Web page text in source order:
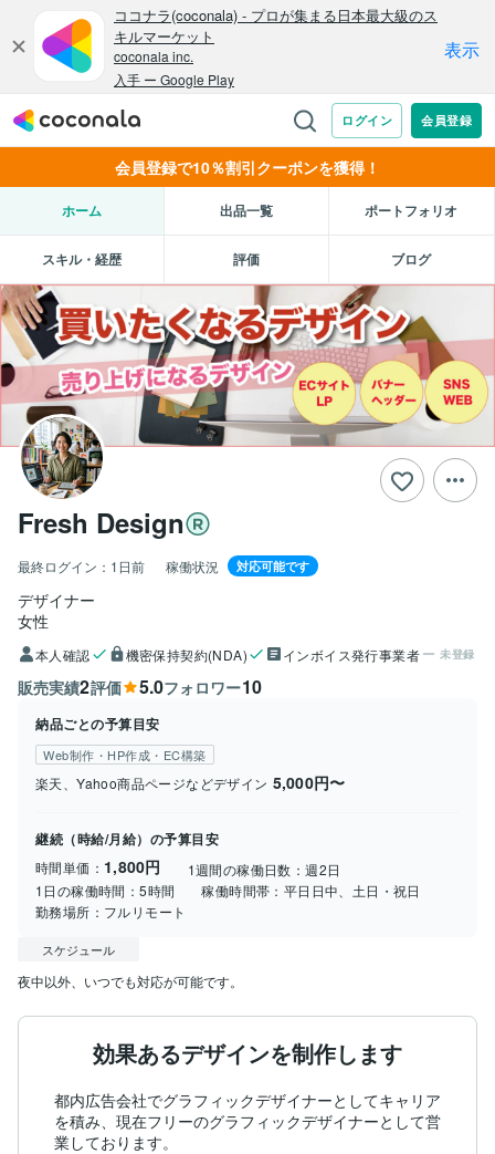
会員登録で10％割引クーポンを獲得！
ホーム 出品一覧 ポートフォリオ
スキル・経歴 評価 ブログ
Fresh Design
最終ログイン： 1日前 稼働状況 対応可能です
デザイナー
女性
本人確認 機密保持契約(NDA) インボイス発行事業者 未登録
販売実績2評価 5.0フォロワー10
納品ごとの予算目安
Web制作・HP作成・EC構築
楽天、Yahoo商品ページなどデザイン 5,000円〜
継続（時給/月給）の予算目安
時間単価： 1,800円 1週間の稼働日数：週2日
1日の稼働時間：5時間 稼働時間帯： 平日日中、土日・祝日
勤務場所： フルリモート
スケジュール
夜中以外、いつでも対応が可能です。
効果あるデザインを制作します
都内広告会社でグラフィックデザイナーとしてキャリア
を積み、現在フリーのグラフィックデザイナーとして営
業しております。